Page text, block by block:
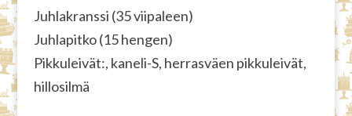
Juhlakranssi (35 viipaleen)
Juhlapitko (15 hengen)
Pikkuleivät:, kaneli-S, herrasväen pikkuleivät,
hillosilmä